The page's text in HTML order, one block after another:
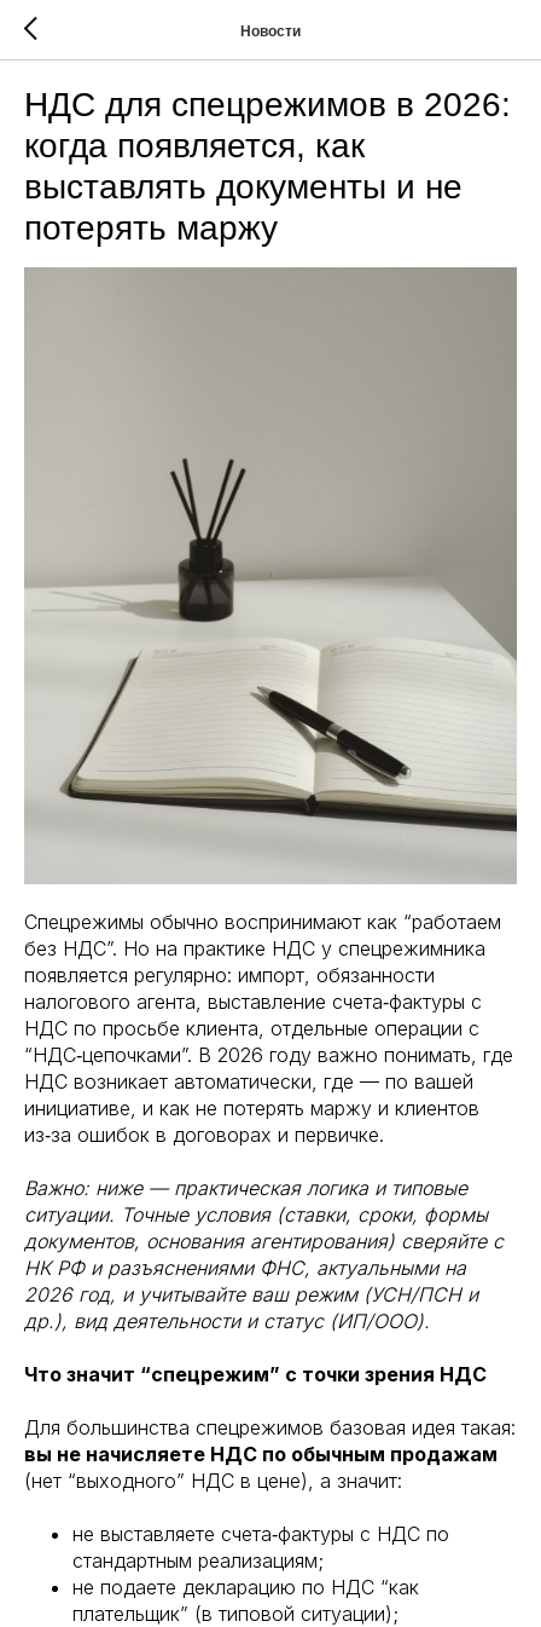
Новости
НДС для спецрежимов в 2026:
когда появляется, как
выставлять документы и не
потерять маржу
Спецрежимы обычно воспринимают как “работаем
без НДС”. Но на практике НДС у спецрежимника
появляется регулярно: импорт, обязанности
налогового агента, выставление счета‑фактуры с
НДС по просьбе клиента, отдельные операции с
“НДС‑цепочками”. В 2026 году важно понимать, где
НДС возникает автоматически, где — по вашей
инициативе, и как не потерять маржу и клиентов
из‑за ошибок в договорах и первичке.
Важно: ниже — практическая логика и типовые
ситуации. Точные условия (ставки, сроки, формы
документов, основания агентирования) сверяйте с
НК РФ и разъяснениями ФНС, актуальными на
2026 год, и учитывайте ваш режим (УСН/ПСН и
др.), вид деятельности и статус (ИП/ООО).
Что значит “спецрежим” с точки зрения НДС
Для большинства спецрежимов базовая идея такая:
вы не начисляете НДС по обычным продажам
(нет “выходного” НДС в цене), а значит:
не выставляете счета‑фактуры с НДС по
стандартным реализациям;
не подаете декларацию по НДС “как
плательщик” (в типовой ситуации);